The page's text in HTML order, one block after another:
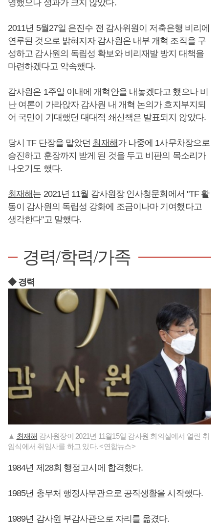
영했으나 성과가 크지 않았다.
2011년 5월27일 은진수 전 감사위원이 저축은행 비리에
연루된 것으로 밝혀지자 감사원은 내부 개혁 조직을 구
성하고 감사원의 독립성 확보와 비리재발 방지 대책을
마련하겠다고 약속했다.
감사원은 1주일 이내에 개혁안을 내놓겠다고 했으나 비
난 여론이 가라앉자 감사원 내 개혁 논의가 흐지부지되
어 국민이 기대했던 대대적 쇄신책은 발표되지 않았다.
당시 TF 단장을 맡았던 최재해가 나중에 1사무차장으로
승진하고 훈장까지 받게 된 것을 두고 비판의 목소리가
나오기도 했다.
최재해는 2021년 11월 감사원장 인사청문회에서 "TF 활
동이 감사원의 독립성 강화에 조금이나마 기여했다고
생각한다"고 말했다.
경력/학력/가족
◆ 경력
▲ 최재해 감사원장이 2021년 11월15일 감사원 회의실에서 열린 취
임식에서 취임사를 하고 있다. <연합뉴스>
1984년 제28회 행정고시에 합격했다.
1985년 총무처 행정사무관으로 공직생활을 시작했다.
1989년 감사원 부감사관으로 자리를 옮겼다.